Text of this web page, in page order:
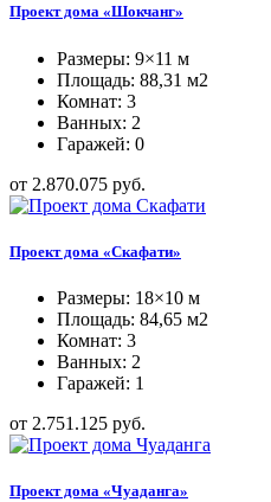
Проект дома «Шокчанг»
Размеры: 9×11 м
Площадь: 88,31 м2
Комнат: 3
Ванных: 2
Гаражей: 0
от 2.870.075 руб.
Проект дома «Скафати»
Размеры: 18×10 м
Площадь: 84,65 м2
Комнат: 3
Ванных: 2
Гаражей: 1
от 2.751.125 руб.
Проект дома «Чуаданга»